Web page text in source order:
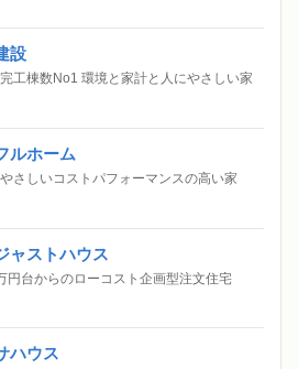
設
工棟数No1 環境と家計と人にやさしい家
ルホーム
さしいコストパフォーマンスの高い家
ャストハウス
円台からのローコスト企画型注文住宅
ハウス